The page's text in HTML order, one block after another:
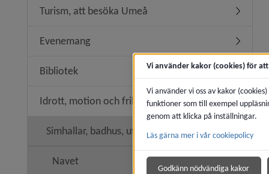
Turism, att besöka Umeå
Evenemang
Bibliotek
Idrott, motion och friluftsliv
Simhallar, badhus, utebassänger
Navet
Vi använder kakor (cookies) för
Vi använder vi oss av kakor
funktioner som till exempel
genom att klicka på inställningar.
Läs gärna mer i vår cookiepolicy
Godkänn nödvändiga kakor